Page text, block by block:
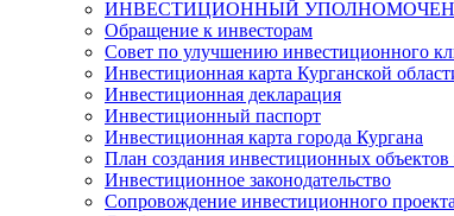
ИНВЕСТИЦИОННЫЙ
Обращение к инвесторам
Совет по улучшению инвестиционного
Инвестиционная карта Курганской
Инвестиционная декларация
Инвестиционный паспорт
Инвестиционная карта города Кургана
План создания инвестиционных
Инвестиционное законодательство
Сопровождение инвестиционного проекта